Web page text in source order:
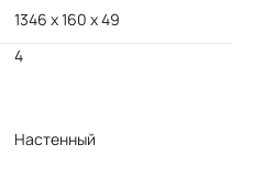
1346 x 160 x 49
4
Настенный